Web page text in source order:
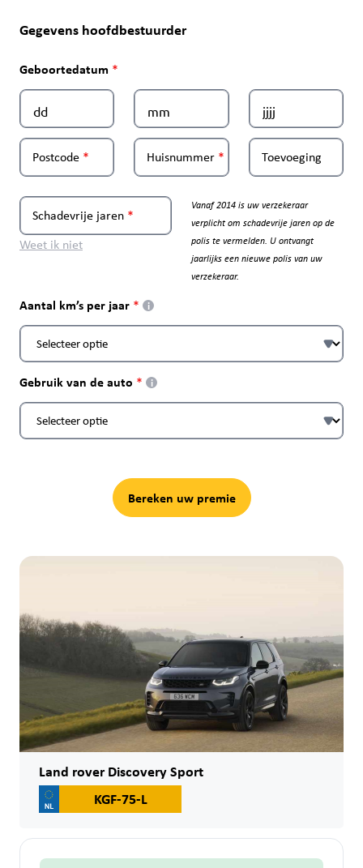
Gegevens hoofdbestuurder
Geboortedatum
Postcode Huisnummer Toevoeging
Schadevrije jaren
Weet ik niet
Vanaf 2014 is uw verzekeraar
verplicht om schadevrije jaren op de
polis te vermelden. U ontvangt
jaarlijks een nieuwe polis van uw
verzekeraar.
Aantal km’s per jaar i
Gebruik van de auto i
Bereken uw premie
Land rover Discovery Sport
KGF-75-L